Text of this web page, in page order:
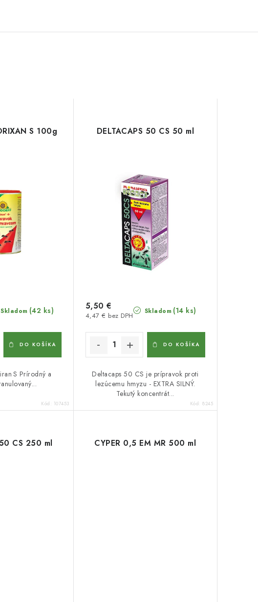
S 100g
Skladom (42 ks)
DO KOŠÍKA
S Prírodný a
Kód: 107453
DELTACAPS 50 CS 50 ml
Skladom (14 ks)
4,47 € bez DPH
5,50 €
DO KOŠÍKA
Deltacaps 50 CS je prípravok proti
lezúcemu hmyzu - EXTRA SILNÝ.
Tekutý koncentrát...
Kód: 8245
CS 250 ml CYPER 0,5 EM MR 500 ml